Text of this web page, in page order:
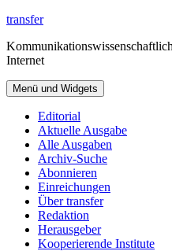
Zum
springen
transfer
Internet
Menü und Widgets
Editorial
Aktuelle Ausgabe
Alle Ausgaben
Archiv-Suche
Abonnieren
Einreichungen
Über transfer
Redaktion
Herausgeber
Kooperierende Institute